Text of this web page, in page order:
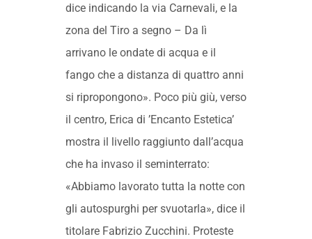
dice indicando la via Carnevali, e la
zona del Tiro a segno – Da lì
arrivano le ondate di acqua e il
fango che a distanza di quattro anni
si ripropongono». Poco più giù, verso
il centro, Erica di ’Encanto Estetica’
mostra il livello raggiunto dall’acqua
che ha invaso il seminterrato:
«Abbiamo lavorato tutta la notte con
gli autospurghi per svuotarla», dice il
titolare Fabrizio Zucchini. Proteste